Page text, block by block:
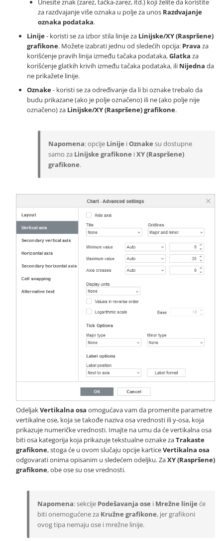
Unesite znak (zarez, tačka-zarez, itd.) koji želite da koristite
za razdvajanje više oznaka u polje za unos Razdvajanje
oznaka podataka.
Linije- koristi se za izbor stila linije za Linijske/XY (Raspršene)
grafikone. Možete izabrati jednu od sledećih opcija: Prava za
korišćenje pravih linija između tačaka podataka,Glatka za
korišćenje glatkih krivih između tačaka podataka, ili Nijedna da
ne prikažete linije.
Oznake- koristi se za određivanje da li bi oznake trebalo da
budu prikazane (ako je polje označeno) ili ne (ako polje nije
označeno) za Linijske/XY (Raspršene) grafikone.
Napomena: opcije Linije iOznake su dostupne
samo za Linijske grafikone iXY (Raspršene)
grafikone.
OdeljakVertikalna osa omogućava vam da promenite parametre
vertikalne ose, koja se takođe naziva osa vrednosti ili y-osa, koja
prikazuje numeričke vrednosti. Imajte na umu da će vertikalna osa
biti osa kategorija koja prikazuje tekstualne oznake zaTrakaste
grafikone, stoga će u ovom slučaju opcije karticeVertikalna osa
odgovarati onima opisanim u sledećem odeljku. ZaXY (Raspršene)
grafikone, obe ose su ose vrednosti.
Napomena: sekcije Podešavanja ose i Mrežne linije će
biti onemogućene za Kružne grafikone, jer grafikoni
ovog tipa nemaju ose i mrežne linije.